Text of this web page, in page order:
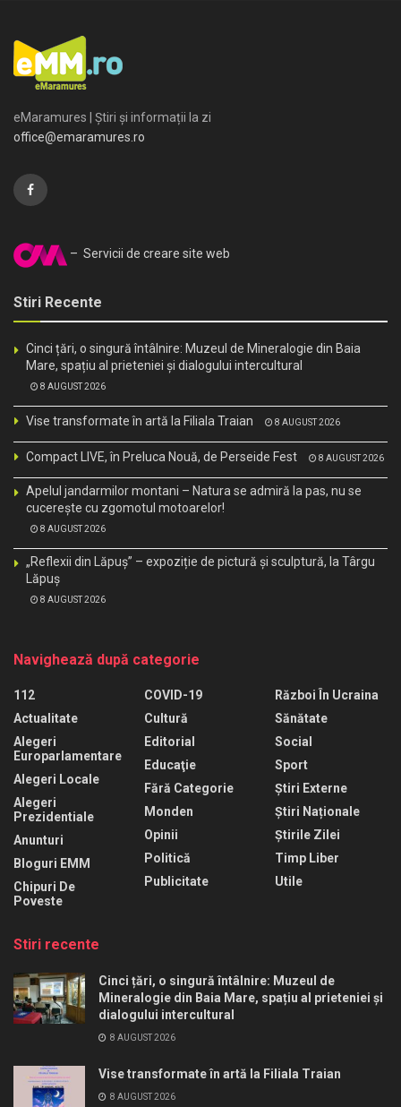
eMaramures | Știri și informații la zi
office@emaramures.ro
– Servicii de creare site web
Stiri Recente
Cinci țări, o singură întâlnire: Muzeul de Mineralogie din Baia
Mare, spațiu al prieteniei și dialogului intercultural
8 AUGUST 2026
Vise transformate în artă la Filiala Traian 8 AUGUST 2026
Compact LIVE, în Preluca Nouă, de Perseide Fest 8 AUGUST 2026
Apelul jandarmilor montani – Natura se admiră la pas, nu se
cucerește cu zgomotul motoarelor!
8 AUGUST 2026
„Reflexii din Lăpuș” – expoziție de pictură și sculptură, la Târgu
Lăpuș
8 AUGUST 2026
Navighează după categorie
112
Actualitate
Alegeri
Europarlamentare
Alegeri Locale
Alegeri
Prezidentiale
Anunturi
Bloguri EMM
Chipuri De
Poveste
COVID-19
Cultură
Editorial
Educaţie
Fără Categorie
Monden
Opinii
Politică
Publicitate
Război În Ucraina
Sănătate
Social
Sport
Știri Externe
Știri Naționale
Știrile Zilei
Timp Liber
Utile
Stiri recente
Cinci țări, o singură întâlnire: Muzeul de
Mineralogie din Baia Mare, spațiu al prieteniei și
dialogului intercultural
8 AUGUST 2026
Vise transformate în artă la Filiala Traian
8 AUGUST 2026